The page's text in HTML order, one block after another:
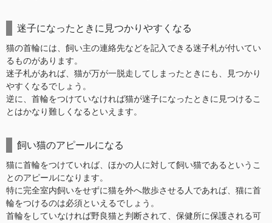
迷子になったときに見つかりやすくなる
猫の首輪には、飼い主の連絡先などを記入できる迷子札が付いてい
るものがあります。
迷子札があれば、猫が万が一脱走してしまったときにも、見つかり
やすくなるでしょう。
逆に、首輪をつけていなければ猫が迷子になったときに見つけるこ
とはかなり難しくなるといえます。
飼い猫のアピールになる
猫に首輪をつけていれば、ほかの人に対して飼い猫であるというこ
とのアピールになります。
特に完全室内飼いをせずに猫を外へ散歩させる人であれば、猫に首
輪をつけるのは必須といえるでしょう。
首輪をしていなければ野良猫と判断されて、保健所に保護される可